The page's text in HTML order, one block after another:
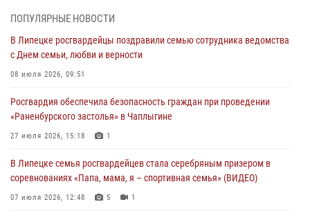
детских оздоровительно-образовательных объектов в Липецкой
31 июля 2026, 15:49
Лекция по финансовой грамотности прошла для сотрудников
30 июля 2026, 15:25
В Управлении Росгвардии по Липецкой области состоялся вечер
29 июля 2026, 15:05 2
В Липецке росгвардейцы посетили богослужение в честь великого
ПОПУЛЯРНЫЕ НОВОСТИ
В Липецке росгвардейцы поздравили семью сотрудника ведомства
с Днем семьи, любви и верности
08 июля 2026, 09:51
Росгвардия обеспечила безопасность граждан при проведении
«Раненбурского застолья» в Чаплыгине
27 июля 2026, 15:18 1
В Липецке семья росгвардейцев стала серебряным призером в
соревнованиях «Папа, мама, я – спортивная семья» (ВИДЕО)
07 июля 2026, 12:48 5 1